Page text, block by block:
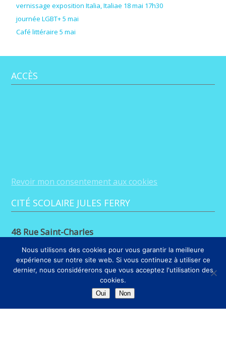
vernissage exposition Italia, Italiae 18 mai 17h30
journée LGBT+ 5 mai
Café littéraire 5 mai
ACCÈS
Revoir mon consentement aux cookies
CITÉ SCOLAIRE JULES FERRY
48 Rue Saint-Charles
03 29 56 26 68
Nous utilisons des cookies pour vous garantir la meilleure
expérience sur notre site web. Si vous continuez à utiliser ce
dernier, nous considérerons que vous acceptez l'utilisation des
cookies.
Oui Non